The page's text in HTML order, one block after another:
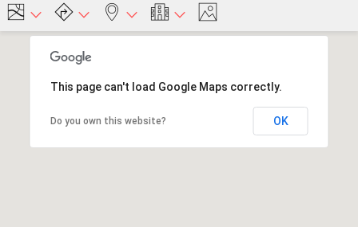
This page can't load Google Maps correctly.
Do you own this website? OK